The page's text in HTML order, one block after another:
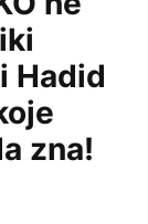
Hadid
zna!